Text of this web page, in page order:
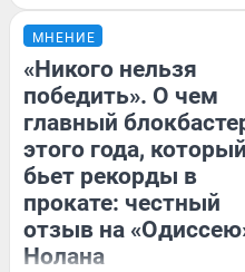
МНЕНИЕ
«Никого нельзя
победить». О чем
главный
этого года, который
бьет рекорды в
прокате: честный
отзыв на
Нолана